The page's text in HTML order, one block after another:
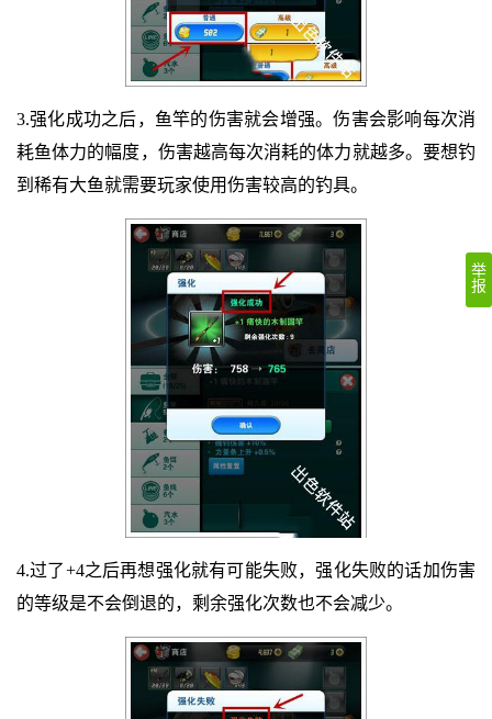
3.强化成功之后，鱼竿的伤害就会增强。伤害会影响每次消
耗鱼体力的幅度，伤害越高每次消耗的体力就越多。要想钓
到稀有大鱼就需要玩家使用伤害较高的钓具。
4.过了+4之后再想强化就有可能失败，强化失败的话加伤害
的等级是不会倒退的，剩余强化次数也不会减少。
举
报